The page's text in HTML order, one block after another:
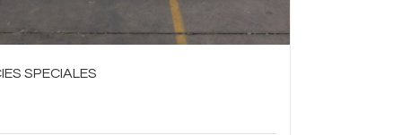
SPECIALES